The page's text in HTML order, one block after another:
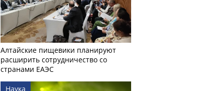
Алтайские пищевики планируют
расширить сотрудничество со
странами ЕАЭС
Наука